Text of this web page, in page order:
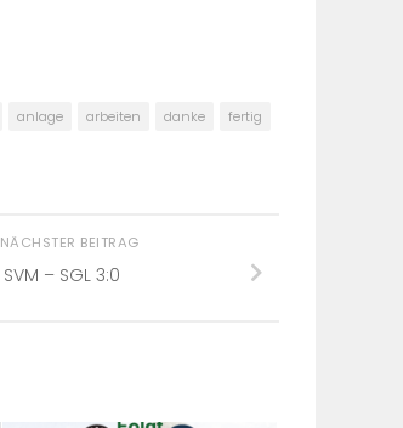
anlage arbeiten danke
fertig
NÄCHSTER BEITRAG
SVM – SGL 3:0